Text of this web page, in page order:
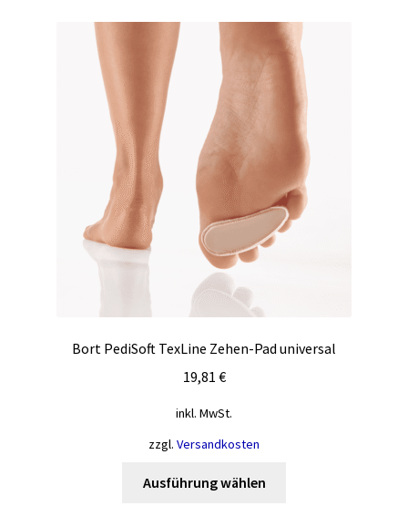
Bort PediSoft TexLine Zehen-Pad universal
19,81 €
inkl. MwSt.
zzgl. Versandkosten
Ausführung wählen